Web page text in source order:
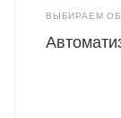
ВЫБИРАЕМ